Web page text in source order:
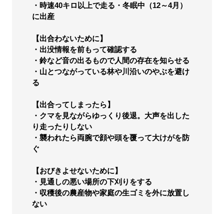
・時速40キロ以上で走る・冬眠中（12～4月）
に出産
【出合わないために】
・出没情報を前もって確認する
・鈴など音の出るもので人間の存在を知らせる
・山とつながっている林や川沿いのやぶを避け
る
【出合ってしまったら】
・クマを見ながらゆっくり後退。大声を出した
り走ったりしない
・襲われたら両腕で顔や頭を覆って大けがを防
ぐ
【おびきよせないために】
・見通しの悪い場所の下刈りをする
・収穫後の農産物や家庭の生ゴミを外に放置し
ない